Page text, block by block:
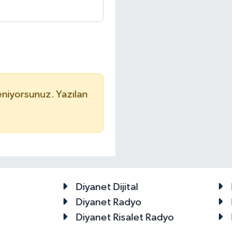
Yazılan
Diyanet Dijital
Diyanet Radyo
Diyanet Risalet Radyo